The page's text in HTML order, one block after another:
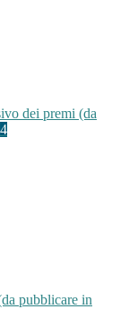
dei premi (da
4
pubblicare in